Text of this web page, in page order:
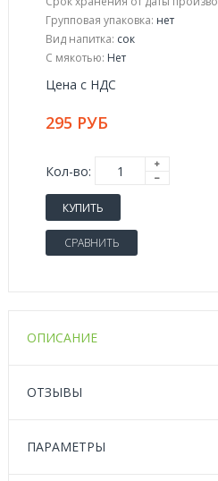
Групповая упаковка: нет
Вид напитка: сок
С мякотью: Нет
Цена с НДС
295 РУБ
Кол-во:
КУПИТЬ
СРАВНИТЬ
ОПИСАНИЕ
ОТЗЫВЫ
ПАРАМЕТРЫ